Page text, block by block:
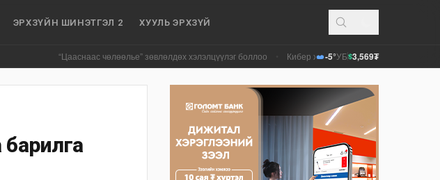
ЭРХЗҮЙН ШИНЭТГЭЛ 2 ХУУЛЬ ЭРХЗҮЙ
“Цааснаас чөлөөлье” зөвлөлдөх хэлэлцүүлэг боллоо • Кибер халдлага, зөрчлийг E-Mongolia системээр
-5°УБ$3,569₮